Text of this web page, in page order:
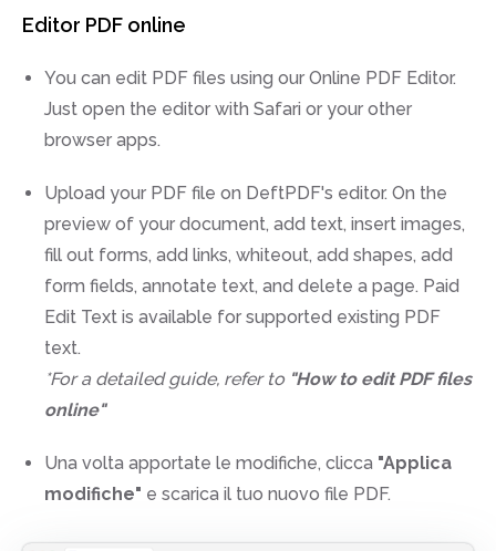
Editor PDF online
You can edit PDF files using our Online PDF Editor.
Just open the editor with Safari or your other
browser apps.
Upload your PDF file on DeftPDF's editor. On the
preview of your document, add text, insert images,
fill out forms, add links, whiteout, add shapes, add
form fields, annotate text, and delete a page. Paid
Edit Text is available for supported existing PDF
text.
*For a detailed guide, refer to "How to edit PDF files
online"
Una volta apportate le modifiche, clicca "Applica
modifiche" e scarica il tuo nuovo file PDF.